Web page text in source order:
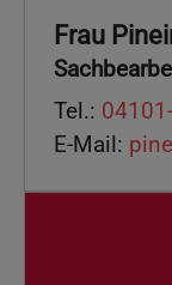
Frau
Tel.:
E-Mail: